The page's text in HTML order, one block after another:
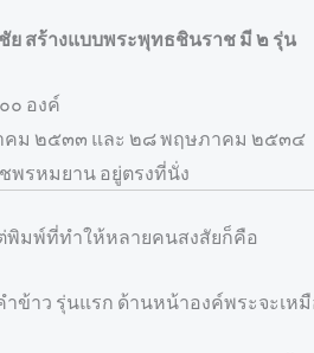
ย สร้างแบบพระพุทธชินราช มี ๒ รุ่น
๐ องค์
าคม ๒๕๓๓ และ ๒๘ พฤษภาคม ๒๕๓๔
พรหมยาน อยู่ตรงที่นั่ง
พิมพ์ที่ทำให้หลายคนสงสัยก็คือ
ข้าว รุ่นแรก ด้านหน้าองค์พระจะเห